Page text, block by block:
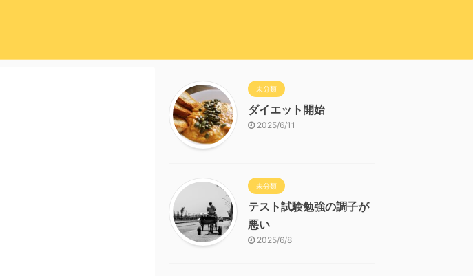
未分類
ダイエット開始
2025/6/11
未分類
テスト試験勉強の調子が
悪い
2025/6/8